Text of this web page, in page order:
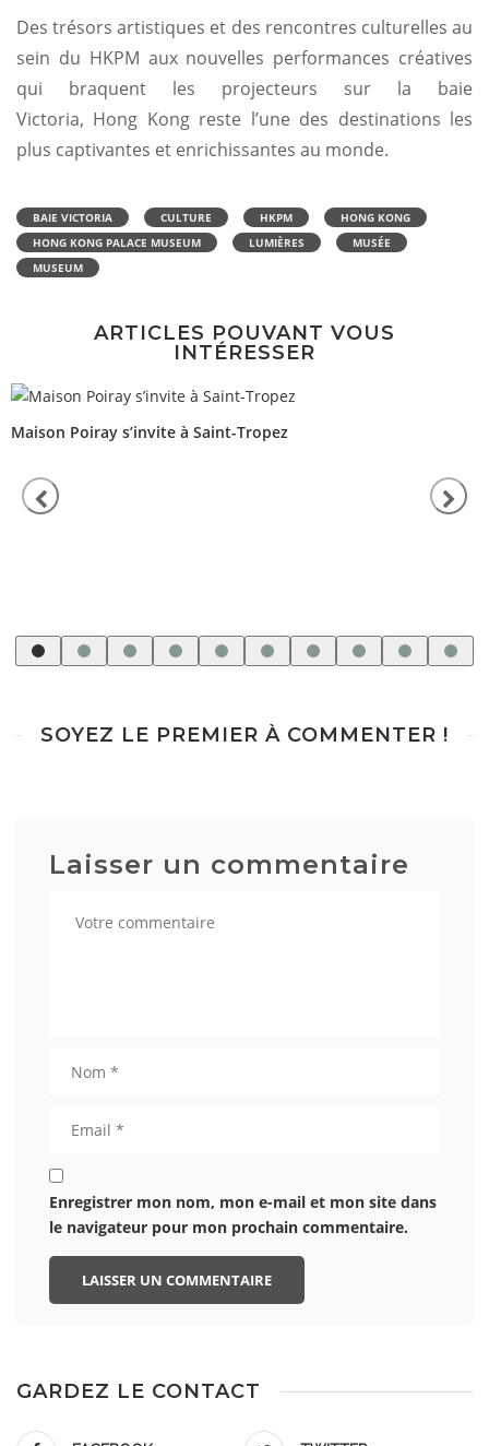
Des trésors artistiques et des rencontres culturelles au
sein du HKPM aux nouvelles performances créatives
qui braquent les projecteurs sur la baie
Victoria, Hong Kong reste l’une des destinations les
plus captivantes et enrichissantes au monde.
BAIE VICTORIA CULTURE HKPM
HONG KONG
HONG KONG PALACE MUSEUM
LUMIÈRES
MUSÉE
MUSEUM
ARTICLES POUVANT VOUS
INTÉRESSER
Maison Poiray s’invite à Saint-Tropez
SOYEZ LE PREMIER À COMMENTER !
Laisser un commentaire
Enregistrer mon nom, mon e-mail et mon site dans
le navigateur pour mon prochain commentaire.
GARDEZ LE CONTACT